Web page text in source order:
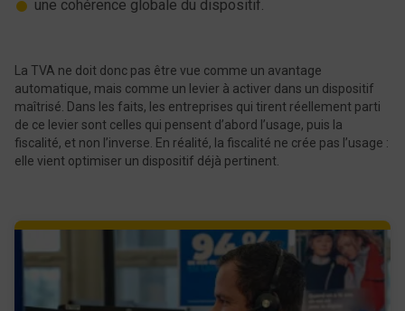
une cohérence globale du dispositif.
La TVA ne doit donc pas être vue comme un avantage
automatique, mais comme un levier à activer dans un dispositif
maîtrisé. Dans les faits, les entreprises qui tirent réellement parti
de ce levier sont celles qui pensent d’abord l’usage, puis la
fiscalité, et non l’inverse. En réalité, la fiscalité ne crée pas l’usage :
elle vient optimiser un dispositif déjà pertinent.